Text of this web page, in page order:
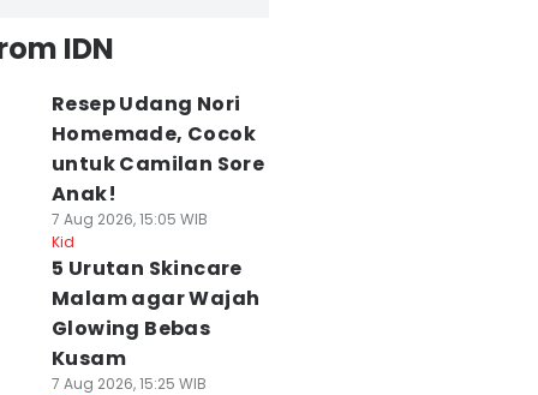
IDN
Resep Udang Nori
Homemade, Cocok
untuk Camilan Sore
Anak!
7 Aug 2026, 15:05 WIB
Kid
5 Urutan Skincare
Malam agar Wajah
Glowing Bebas
Kusam
7 Aug 2026, 15:25 WIB